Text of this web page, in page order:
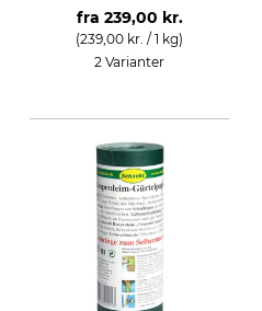
fra 239,00 kr.
(239,00 kr. / 1 kg)
2 Varianter